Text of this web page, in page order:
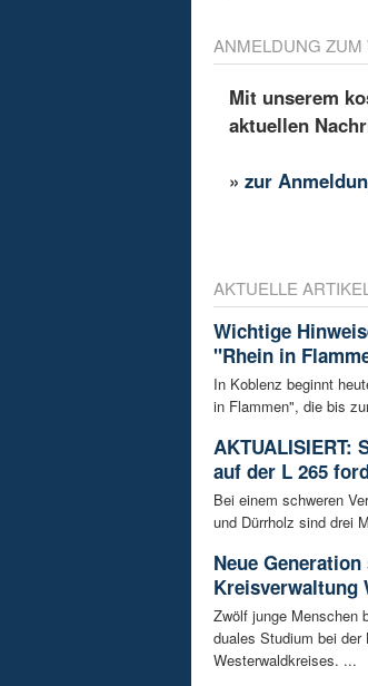
ANMELDUNG
Mit unserem
aktuellen
»zur
AKTUELLE
Wichtige
"Rhein in
In Koblenz beginnt
in Flammen", die bis
AKTUALISIERT:
auf der L 265
Bei einem schweren
und Dürrholz sind drei
Neue
Kreisverwaltung
Zwölf junge Menschen
duales Studium bei der
Westerwaldkreises. ...